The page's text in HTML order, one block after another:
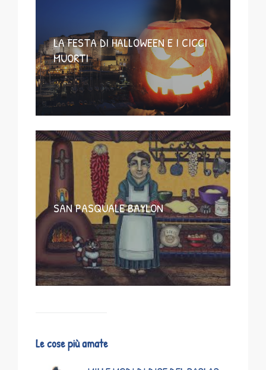
LA FESTA DI HALLOWEEN E I CICCI
MUORTI
SAN PASQUALE BAYLON
Le cose più amate